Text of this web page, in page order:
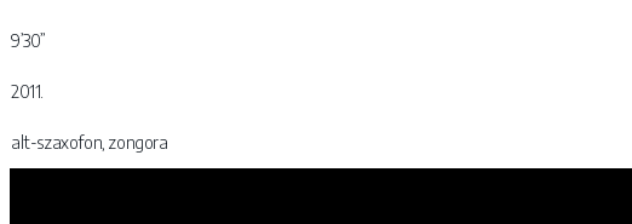
9’30”
2011.
alt-szaxofon, zongora